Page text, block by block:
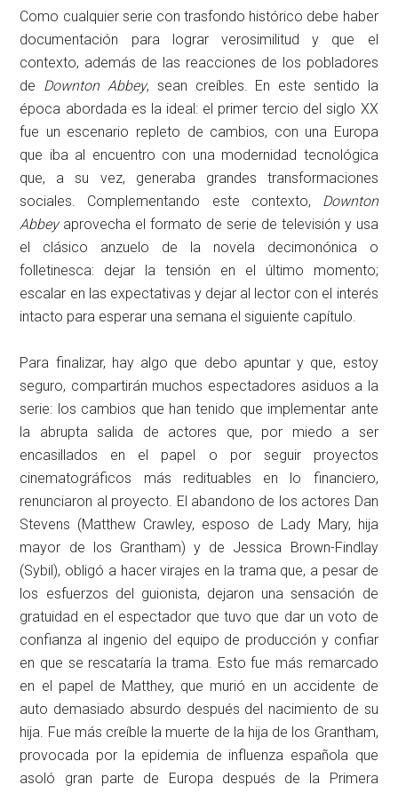
Como cualquier serie con trasfondo histórico debe haber
documentación para lograr verosimilitud y que el
contexto, además de las reacciones de los pobladores
de Downton Abbey, sean creíbles. En este sentido la
época abordada es la ideal: el primer tercio del siglo XX
fue un escenario repleto de cambios, con una Europa
que iba al encuentro con una modernidad tecnológica
que, a su vez, generaba grandes transformaciones
sociales. Complementando este contexto, Downton
Abbeyaprovecha el formato de serie de televisión y usa
el clásico anzuelo de la novela decimonónica o
folletinesca: dejar la tensión en el último momento;
escalar en las expectativas y dejar al lector con el interés
intacto para esperar una semana el siguiente capítulo.
Para finalizar, hay algo que debo apuntar y que, estoy
seguro, compartirán muchos espectadores asiduos a la
serie: los cambios que han tenido que implementar ante
la abrupta salida de actores que, por miedo a ser
encasillados en el papel o por seguir proyectos
cinematográficos más redituables en lo financiero,
renunciaron al proyecto. El abandono de los actores Dan
Stevens (Matthew Crawley, esposo de Lady Mary, hija
mayor de los Grantham) y de Jessica Brown-Findlay
(Sybil), obligó a hacer virajes en la trama que, a pesar de
los esfuerzos del guionista, dejaron una sensación de
gratuidad en el espectador que tuvo que dar un voto de
confianza al ingenio del equipo de producción y confiar
en que se rescataría la trama. Esto fue más remarcado
en el papel de Matthey, que murió en un accidente de
auto demasiado absurdo después del nacimiento de su
hija. Fue más creíble la muerte de la hija de los Grantham,
provocada por la epidemia de influenza española que
asoló gran parte de Europa después de la Primera